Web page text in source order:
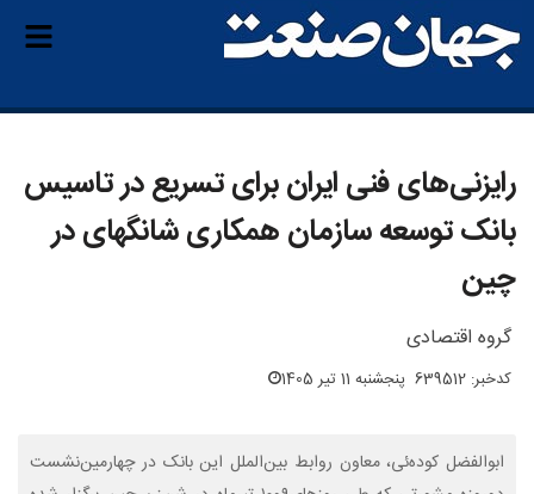
رایزنی‌های فنی ایران برای تسریع در تاسیس
بانک توسعه سازمان همکاری شانگهای در
چین
گروه اقتصادی
کدخبر: 639512 پنجشنبه 11 تیر 1405
ابوالفضل کوده‌ئی، معاون روابط بین‌الملل این بانک در چهارمین‌نشست